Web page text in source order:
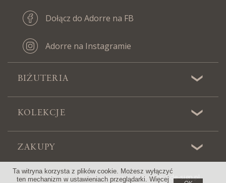
Dołącz do Adorre na FB
Adorre na Instagramie
BIŻUTERIA
KOLEKCJE
ZAKUPY
Ta witryna korzysta z plików cookie. Możesz wyłączyć
ten mechanizm w ustawieniach przeglądarki. Więcej
Adorre © 2022 - Wszelkie prawa zastrzeżone | de-sign.pl